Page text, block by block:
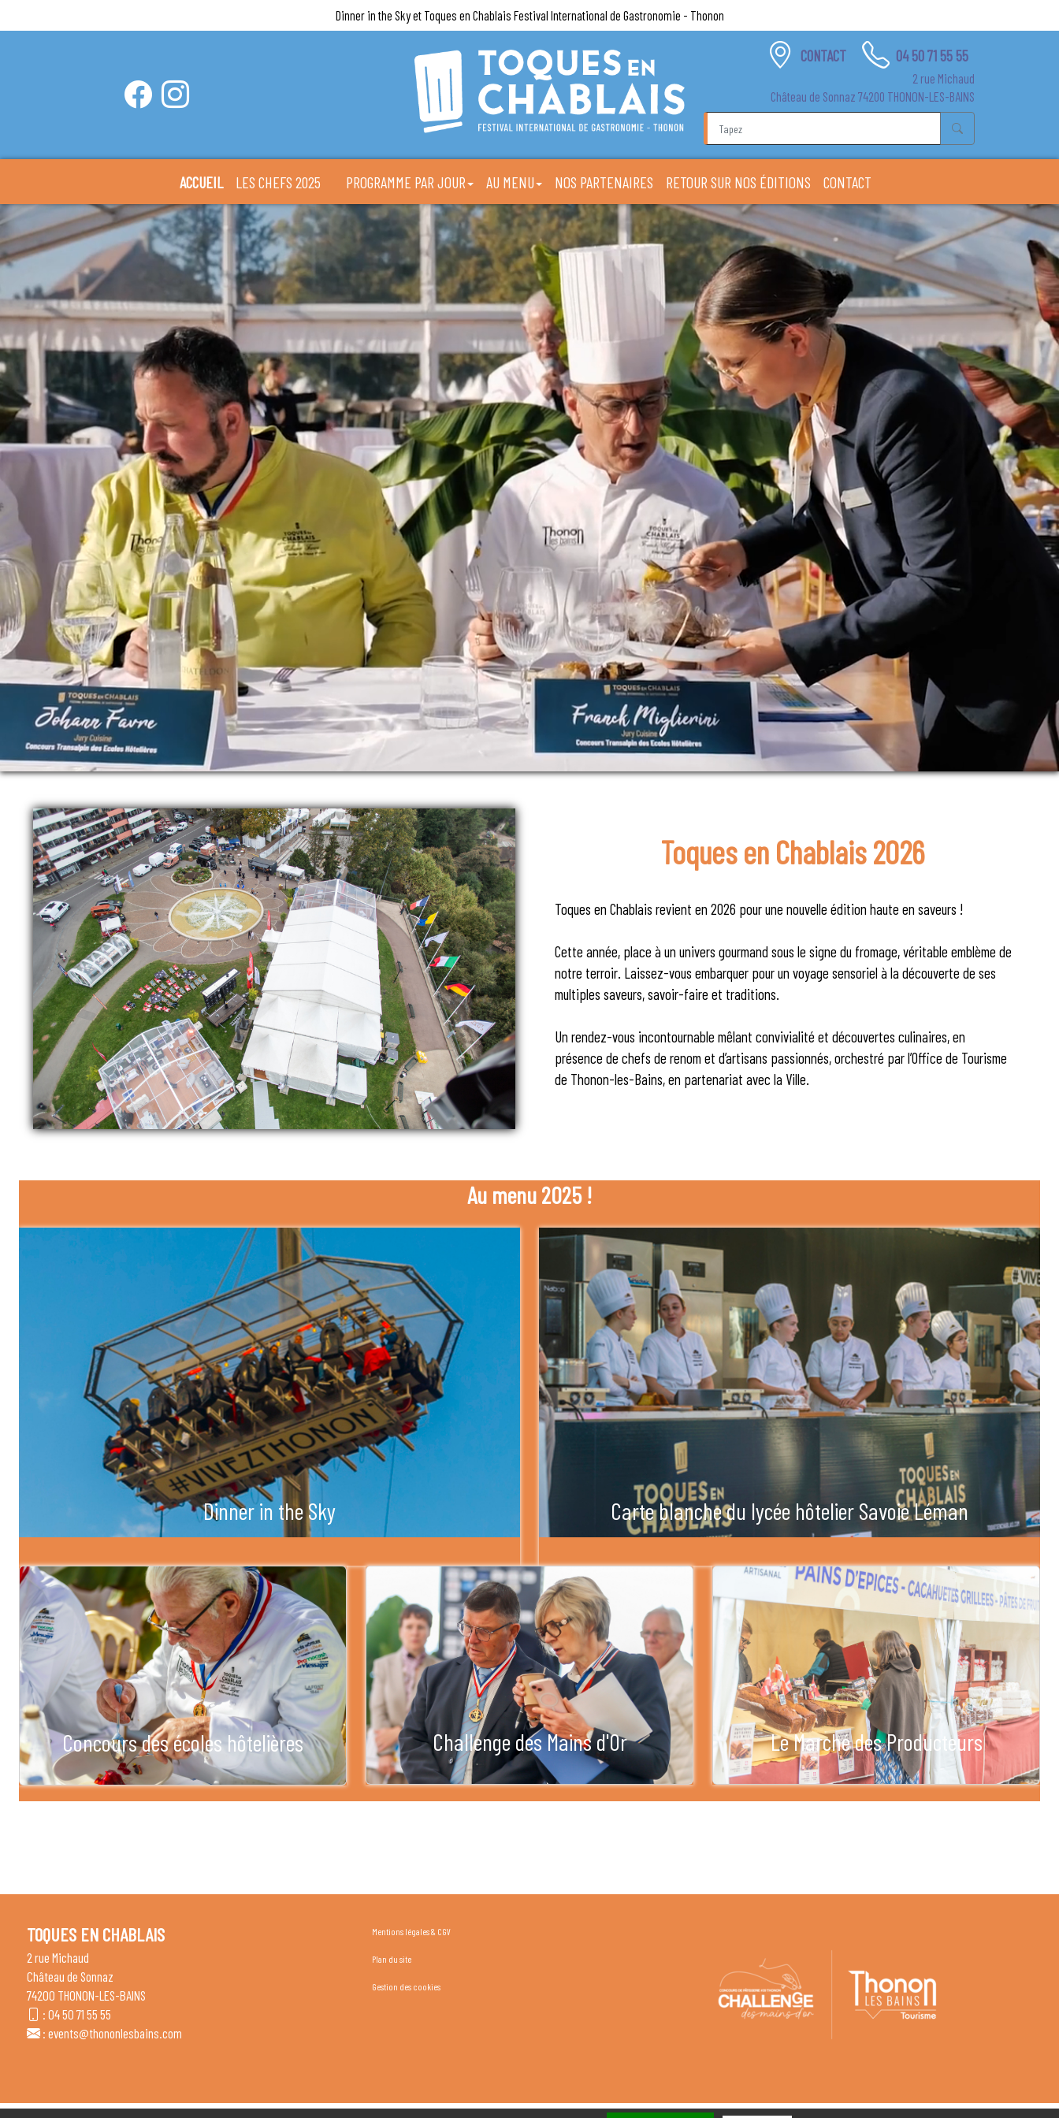
Dinner in the Sky et Toques en Chablais Festival International de Gastronomie - Thonon
CONTACT 04 50 71 55 55
2 rue Michaud
Château de Sonnaz 74200 THONON-LES-BAINS
ACCUEIL LES CHEFS 2025 PROGRAMME PAR JOUR AU MENU NOS PARTENAIRES RETOUR SUR NOS ÉDITIONS CONTACT
Toques en Chablais 2026
Toques en Chablais revient en 2026 pour une nouvelle édition haute en saveurs !
Cette année, place à un univers gourmand sous le signe du fromage, véritable emblème de
notre terroir. Laissez-vous embarquer pour un voyage sensoriel à la découverte de ses
multiples saveurs, savoir-faire et traditions.
Un rendez-vous incontournable mêlant convivialité et découvertes culinaires, en
présence de chefs de renom et d’artisans passionnés, orchestré par l’Office de Tourisme
de Thonon-les-Bains, en partenariat avec la Ville.
Au menu 2025 !
Dinner in the Sky Carte blanche du lycée hôtelier Savoie Léman
Concours des écoles hôtelières Challenge des Mains d'Or Le Marché des Producteurs
TOQUES EN CHABLAIS
2 rue Michaud
Château de Sonnaz
74200 THONON-LES-BAINS
: 04 50 71 55 55
: events@thononlesbains.com
Mentions légales & CGV
Plan du site
Gestion des cookies